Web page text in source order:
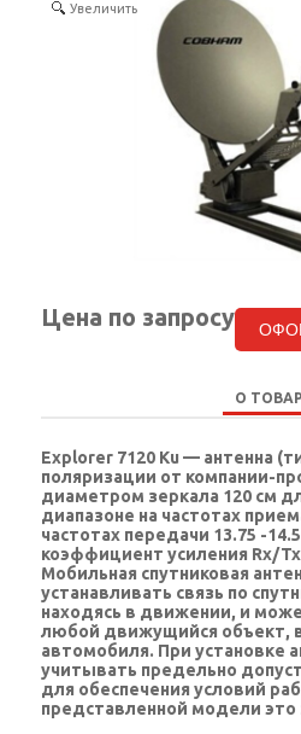
SELECT
Увеличить
Цена по запросу
О
Explorer 7120 Ku — антенна
поляризации от компании-
диаметром зеркала 120 см
диапазоне на частотах
частотах передачи 13.75 -
коэффициент усиления Rx/
Мобильная спутниковая
устанавливать связь по
находясь в движении, и
любой движущийся объект,
автомобиля. При установке
учитывать предельно
для обеспечения условий
представленной модели это